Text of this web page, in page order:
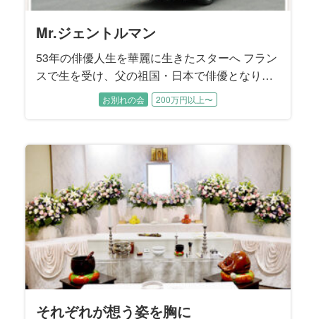
Mr.ジェントルマン
53年の俳優人生を華麗に生きたスターへ フラン
スで生を受け、父の祖国・日本で俳優となり、
一時代を築いた故人様。銀幕のスターから舞
台、テレビにも活躍の場を広げ、多くの人に愛
た。 彼を表現する時、だれもが口にする言葉は
「ジェントルマン」。 ダンディで優しいイメー
ジそのままに旅立って行かれた故人様と、愛す
る方々とのお別れ会を、私たちはお手伝いさせ
ていただきました。
お別れの会 200万円以上〜
それぞれが想う姿を胸に